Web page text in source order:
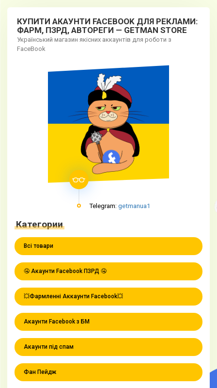
КУПИТИ АКАУНТИ FACEBOOK ДЛЯ РЕКЛАМИ:
ФАРМ, ПЗРД, АВТОРЕГИ — GETMAN STORE
Український магазин якісних аккаунтів для роботи з
FaceBook
Telegram: getmanua1
Категории
Всі товари
🤤 Акаунти Facebook ПЗРД 🤤
💥Фармленні Аккаунти Facebook💥
Акаунти Facebook з БМ
Акаунти під спам
Фан Пейдж